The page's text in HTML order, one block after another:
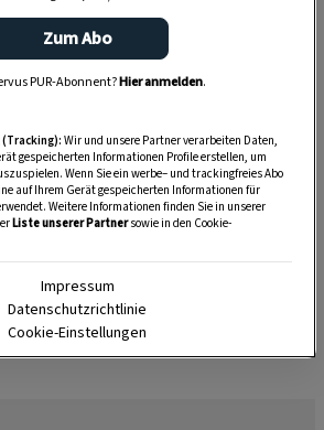
Narzissen, Hyazinthen und
dem Schnitt
in kühlen
gelagert.
kein Schnee mehrliegt und
mehr an den Schuhen kleben
dieZwiebelnin Beete und an
in den Steingarten oder in
gesetzt werden. Aus der Erde
dann über den Sommer weitere
im nächsten Jahr erneut zu
Zum Abo
PUR-Abonnent?Hier anmelden.
Wir und unsere Partner verarbeiten Daten,
gespeicherten Informationen Profile erstellen, um
Wenn Sie ein werbe– und trackingfreies Abo
auf Ihrem Gerät gespeicherten Informationen für
Weitere Informationen finden Sie in unserer
Liste unserer Partnersowie in den Cookie-
Impressum
Datenschutzrichtlinie
Cookie-Einstellungen